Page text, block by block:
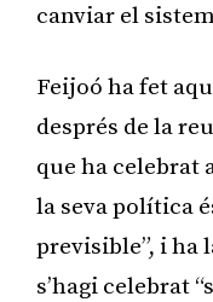
canviar el
Feijoó ha fet
després de la
que ha celebrat
la seva política
previsible”, i ha
s’hagi celebrat